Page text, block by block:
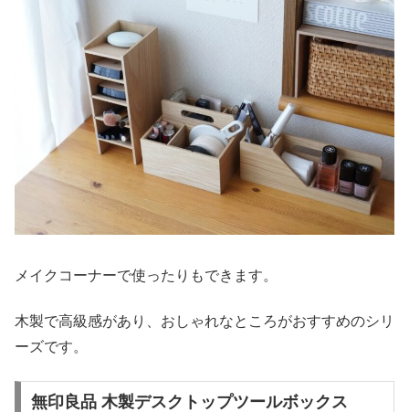
メイクコーナーで使ったりもできます。
木製で高級感があり、おしゃれなところがおすすめのシリ
ーズです。
無印良品 木製デスクトップツールボックス